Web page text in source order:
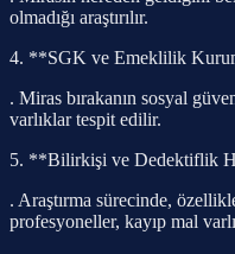
olmadığı araştırılır.
4. **SGK ve Emeklilik
. Miras bırakanın sosyal
varlıklar tespit edilir.
5. **Bilirkişi ve Dedektiflik
. Araştırma sürecinde,
profesyoneller, kayıp mal